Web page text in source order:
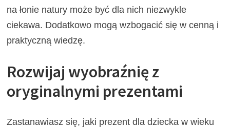
na łonie natury może być dla nich niezwykle
ciekawa. Dodatkowo mogą wzbogacić się w cenną i
praktyczną wiedzę.
Rozwijaj wyobraźnię z
oryginalnymi prezentami
Zastanawiasz się, jaki prezent dla dziecka w wieku